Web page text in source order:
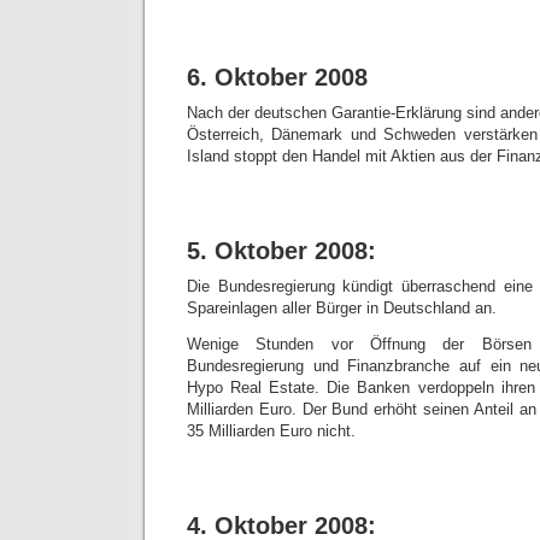
6. Oktober 2008
Nach der deutschen Garantie-Erklärung sind
Österreich, Dänemark und Schweden
Island stoppt den Handel mit Aktien aus der
5. Oktober 2008:
Die Bundesregierung kündigt überraschend
Spareinlagen aller Bürger in Deutschland an.
Wenige Stunden vor Öffnung der
Bundesregierung und Finanzbranche auf ein
Hypo Real Estate. Die Banken verdoppeln
Milliarden Euro. Der Bund erhöht seinen Anteil
35 Milliarden Euro nicht.
4. Oktober 2008: